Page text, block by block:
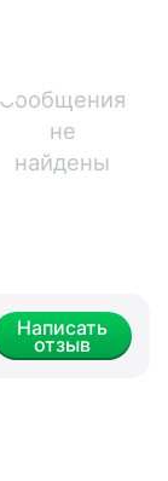
Сообщения
не
найдены
Написать
отзыв